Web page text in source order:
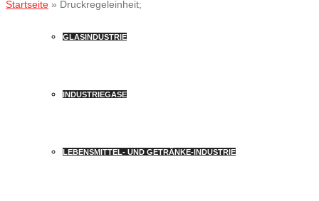
GLASINDUSTRIE
INDUSTRIEGASE
LEBENSMITTEL- UND GETRÄNKE-INDUSTRIE
Startseite » Druckregeleinheit;